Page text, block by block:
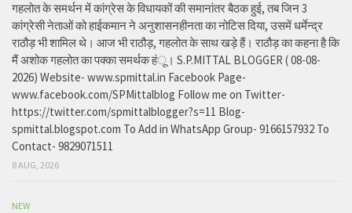
गहलोत के समर्थन में कांग्रेस के विधायकों की समानांतर बैठक हुई, तब जिन 3
कांग्रेसी नेताओं को हाईकमान ने अनुशासनहीनता का नोटिस दिया, उसमें धर्मेन्द्र
राठौड़ भी शामिल थे। आज भी राठौड़, गहलोत के साथ खड़े हैं। राठौड़ का कहना है कि
मैं अशोक गहलोत का पक्का समर्थक हंू। S.P.MITTAL BLOGGER ( 08-08-
2026) Website- www.spmittal.in Facebook Page-
www.facebook.com/SPMittalblog Follow me on Twitter-
https://twitter.com/spmittalblogger?s=11 Blog-
spmittal.blogspot.com To Add in WhatsApp Group- 9166157932 To
Contact- 9829071511
8 AUG, 2026
NEW